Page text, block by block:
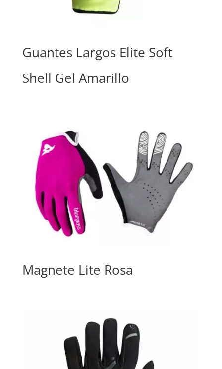
Guantes Largos Elite Soft
Shell Gel Amarillo
Magnete Lite Rosa